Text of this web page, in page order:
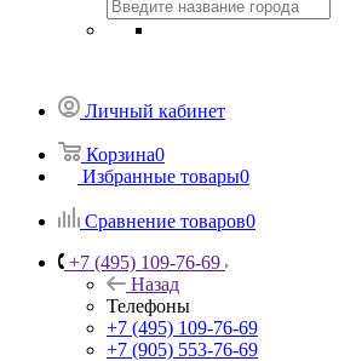
Личный кабинет
Корзина0
Избранные товары0
Сравнение товаров0
+7 (495) 109-76-69
Назад
Телефоны
+7 (495) 109-76-69
+7 (905) 553-76-69